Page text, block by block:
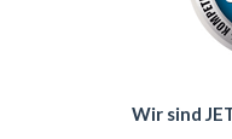
Wir sind